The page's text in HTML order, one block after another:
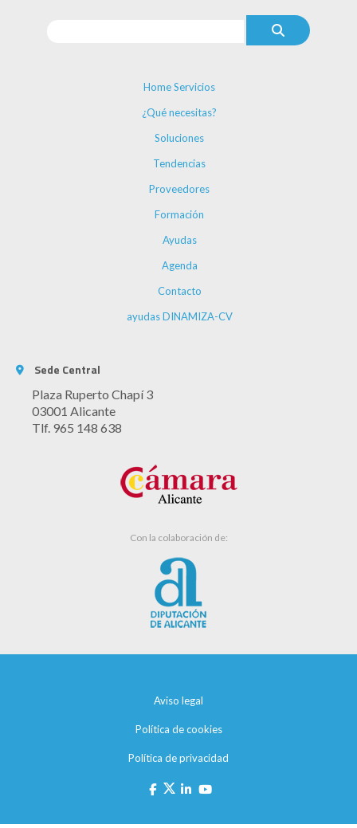
Home Servicios
¿Qué necesitas?
Soluciones
Tendencias
Proveedores
Formación
Ayudas
Agenda
Contacto
ayudas DINAMIZA-CV
Sede Central
Plaza Ruperto Chapí 3
03001 Alicante
Tlf. 965 148 638
Con la colaboración de:
Aviso legal
Política de cookies
Política de privacidad